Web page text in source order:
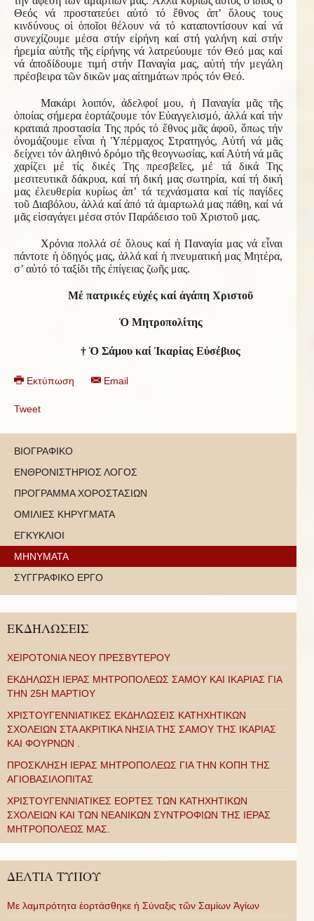
Θεός νά προστατεύει αὐτό τό ἔθνος ἀπ’ ὅλους τους
κινδύνους οἱ ὁποῖοι θέλουν νά τό καταποντίσουν καί νά
συνεχίζουμε μέσα στήν εἰρήνη καί στή γαλήνη καί στήν
ἠρεμία αὐτῆς τῆς εἰρήνης νά λατρεύουμε τόν Θεό μας καί
νά ἀποδίδουμε τιμή στήν Παναγία μας, αὐτή τήν μεγάλη
πρέσβειρα τῶν δικῶν μας αἰτημάτων πρός τόν Θεό.
Μακάρι λοιπόν, ἀδελφοί μου, ἡ Παναγία μᾶς τῆς
ὁποίας σήμερα ἑορτάζουμε τόν Εὐαγγελισμό, ἀλλά καί τήν
κραταιά προστασία Της πρός τό ἔθνος μᾶς ἀφοῦ, ὅπως τήν
ὀνομάζουμε εἶναι ἡ Ὑπέρμαχος Στρατηγός, Αὐτή νά μᾶς
δείχνει τόν ἀληθινό δρόμο τῆς θεογνωσίας, καί Αὐτή νά μᾶς
χαρίζει μέ τίς δικές Της πρεσβεῖες, μέ τά δικά Της
μεσιτευτικᾶ δάκρυα, καί τή δική μας σωτηρία, καί τή δική
μας ἐλευθερία κυρίως ἀπ’ τά τεχνάσματα καί τίς παγίδες
τοῦ Διαβόλου, ἀλλά καί ἀπό τά ἁμαρτωλά μας πάθη, καί νά
μᾶς εἰσαγάγει μέσα στόν Παράδεισο τοῦ Χριστοῦ μας.
Χρόνια πολλά σέ ὅλους καί ἡ Παναγία μας νά εἶναι
πάντοτε ἡ ὁδηγός μας, ἀλλά καί ἡ πνευματική μας Μητέρα,
σ’ αὐτό τό ταξίδι τῆς ἐπίγειας ζωῆς μας.
Μέ πατρικές εὐχές καί ἀγάπη Χριστοῦ
Ὁ Μητροπολίτης
† Ὁ Σάμου καί Ἰκαρίας Εὐσέβιος
Εκτύπωση Email
Tweet
ΒΙΟΓΡΑΦΙΚΟ
ΕΝΘΡΟΝΙΣΤΗΡΙΟΣ ΛΟΓΟΣ
ΠΡΟΓΡΑΜΜΑ ΧΟΡΟΣΤΑΣΙΩΝ
ΟΜΙΛΙΕΣ ΚΗΡΥΓΜΑΤΑ
ΕΓΚΥΚΛΙΟΙ
ΜΗΝΥΜΑΤΑ
ΣΥΓΓΡΑΦΙΚΟ ΕΡΓΟ
ΕΚΔΗΛΩΣΕΙΣ
ΧΕΙΡΟΤΟΝΙΑ ΝΕΟΥ ΠΡΕΣΒΥΤΕΡΟΥ
ΕΚΔΗΛΩΣΗ ΙΕΡΑΣ ΜΗΤΡΟΠΟΛΕΩΣ ΣΑΜΟΥ ΚΑΙ ΙΚΑΡΙΑΣ ΓΙΑ
ΤΗΝ 25Η ΜΑΡΤΙΟΥ
ΧΡΙΣΤΟΥΓΕΝΝΙΑΤΙΚΕΣ ΕΚΔΗΛΩΣΕΙΣ ΚΑΤΗΧΗΤΙΚΩΝ
ΣΧΟΛΕΙΩΝ ΣΤΑ ΑΚΡΙΤΙΚΑ ΝΗΣΙΑ ΤΗΣ ΣΑΜΟΥ ΤΗΣ ΙΚΑΡΙΑΣ
ΚΑΙ ΦΟΥΡΝΩΝ .
ΠΡΟΣΚΛΗΣΗ ΙΕΡΑΣ ΜΗΤΡΟΠΟΛΕΩΣ ΓΙΑ ΤΗΝ ΚΟΠΗ ΤΗΣ
ΑΓΙΟΒΑΣΙΛΟΠΙΤΑΣ
ΧΡΙΣΤΟΥΓΕΝΝΙΑΤΙΚΕΣ ΕΟΡΤΕΣ ΤΩΝ ΚΑΤΗΧΗΤΙΚΩΝ
ΣΧΟΛΕΙΩΝ ΚΑΙ ΤΩΝ ΝΕΑΝΙΚΩΝ ΣΥΝΤΡΟΦΙΩΝ ΤΗΣ ΙΕΡΑΣ
ΜΗΤΡΟΠΟΛΕΩΣ ΜΑΣ.
ΔΕΛΤΙΑ ΤΥΠΟΥ
Με λαμπρότητα ἑορτάσθηκε ἡ Σύναξις τῶν Σαμίων Ἁγίων